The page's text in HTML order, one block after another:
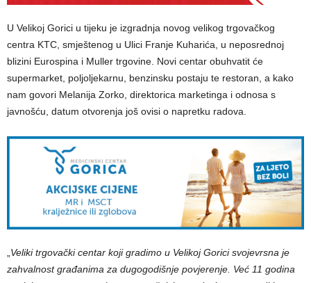
U Velikoj Gorici u tijeku je izgradnja novog velikog trgovačkog
centra KTC, smještenog u Ulici Franje Kuharića, u neposrednoj
blizini Eurospina i Muller trgovine. Novi centar obuhvatit će
supermarket, poljoljekarnu, benzinsku postaju te restoran, a kako
nam govori Melanija Zorko, direktorica marketinga i odnosa s
javnošću, datum otvorenja još ovisi o napretku radova.
Veliki trgovački centar koji gradimo u Velikoj Gorici svojevrsna je
zahvalnost građanima za dugogodišnje povjerenje. Već 11 godina